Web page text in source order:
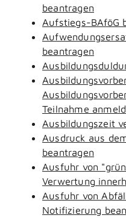
beantragen
Aufstiegs-BAföG
beantragen
Teilnahme
Ausbildungszeit
Ausdruck aus
beantragen
Ausfuhr von
Verwertung
Ausfuhr von
Notifizierung